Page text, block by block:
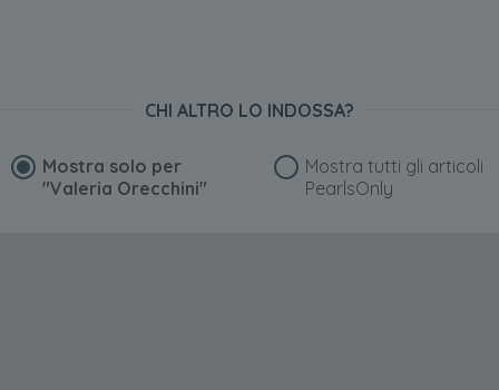
CHI ALTRO LO INDOSSA?
Mostra solo per
"Valeria Orecchini"
Mostra tutti gli articoli
PearlsOnly